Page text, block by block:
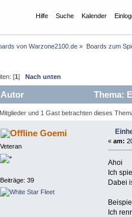
Hilfe Suche Kalender
von Warzone2100.de » Boards zum
[1]Nach unten
Autor Thema:
und 1 Gast betrachten dieses
Goemi
Veteran
Beiträge: 39
« am:
Ahoi
Ich
Dabei
Ich